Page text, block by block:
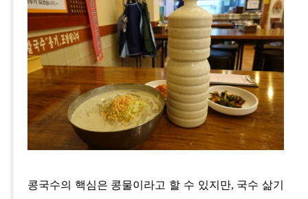
콩국수의 핵심은 콩물이라고 할 수 있지만, 국수 삶기